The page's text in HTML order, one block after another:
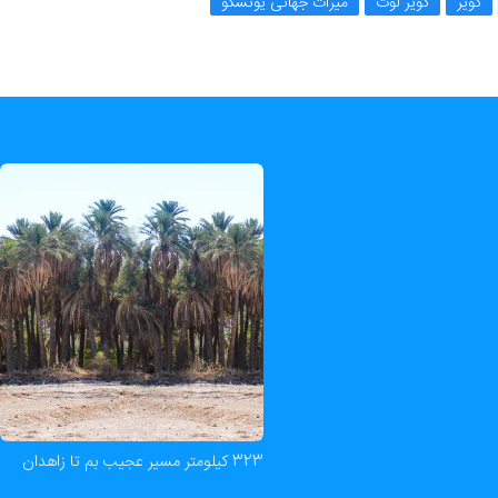
323 کیلومتر مسیر عجیب بم تا زاهدان